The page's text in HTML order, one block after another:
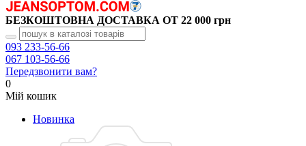
БЕЗКОШТОВНА ДОСТАВКА ОТ 22 000 грн
093 233-56-66
067 103-56-66
Передзвонити вам?
0
Мій кошик
Новинка